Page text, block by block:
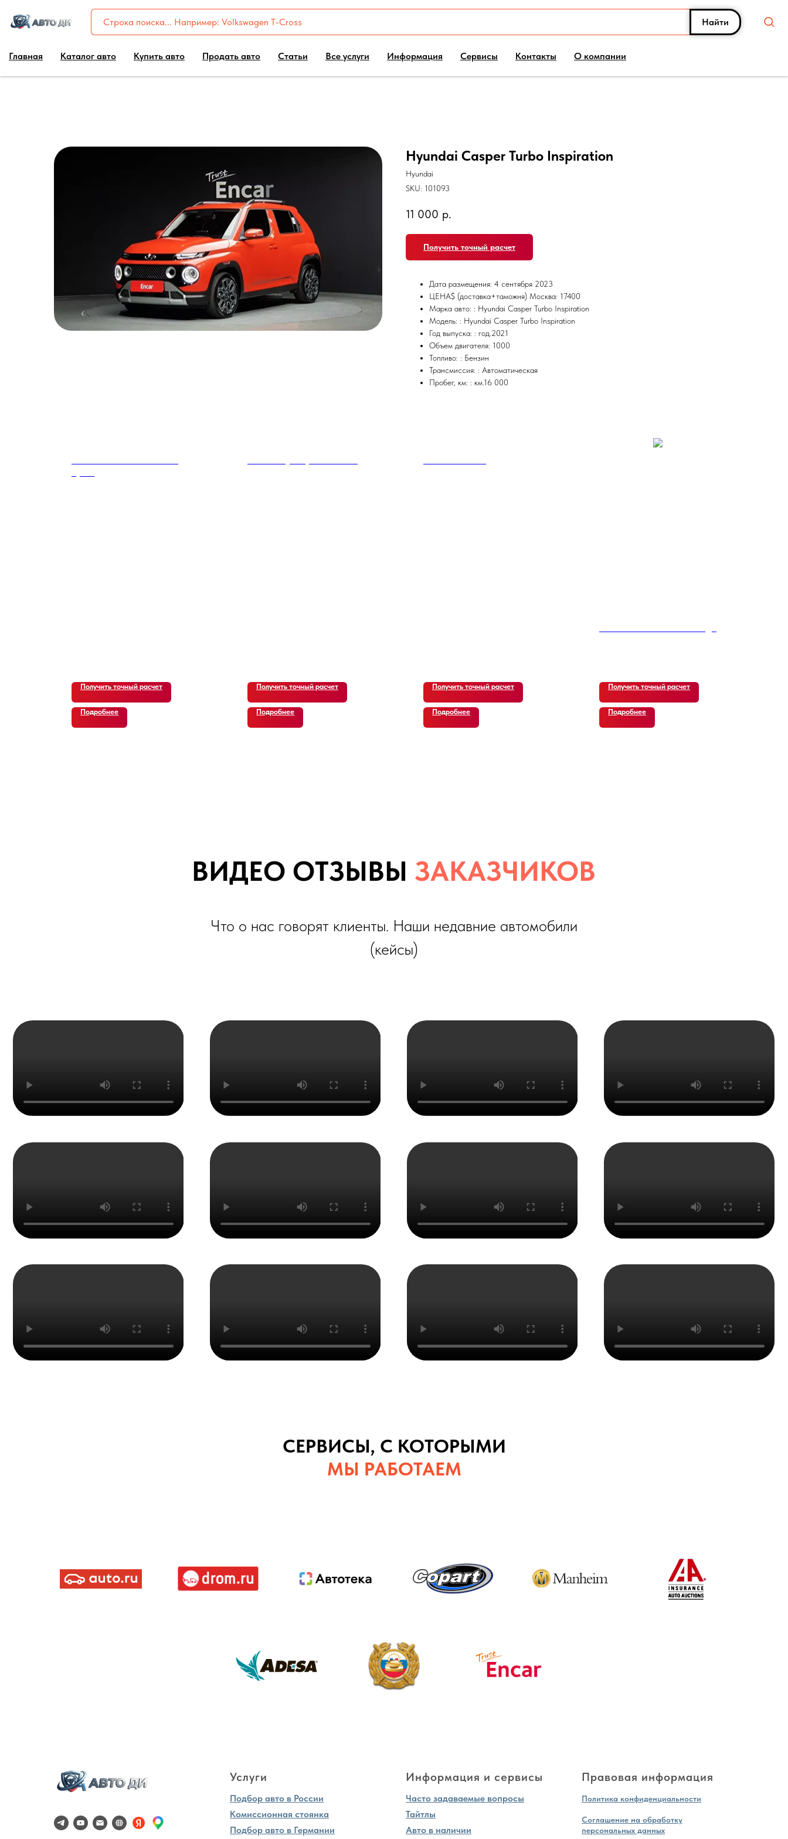
Найти
Главная Каталог авто Купить авто Продать авто Статьи Все услуги Информация Сервисы Контакты О компании
Hyundai Casper Turbo Inspiration
Hyundai
SKU: 101093
11 000 р.
Получить точный расчет
Дата размещения: 4 сентября 2023
ЦЕНА$ (доставка+таможня) Москва: 17400
Марка авто: : Hyundai Casper Turbo Inspiration
Модель: : Hyundai Casper Turbo Inspiration
Год выпуска: : год.2021
Объем двигателя: 1000
Топливо: : Бензин
Трансмиссия: : Автоматическая
Пробег, км: : км.16 000
Получить точный расчет
Подробнее
Получить точный расчет
Подробнее
Получить точный расчет
Подробнее
Получить точный расчет
Подробнее
СЕРВИСЫ, С КОТОРЫМИ
МЫ РАБОТАЕМ
Услуги
Подбор авто в России
Комиссионная стоянка
Подбор авто в Германии
Информация и сервисы
Часто задаваемые вопросы
Тайтлы
Авто в наличии
Правовая информация
Политика конфиденциальности
Соглашение на обработку
персональных данных